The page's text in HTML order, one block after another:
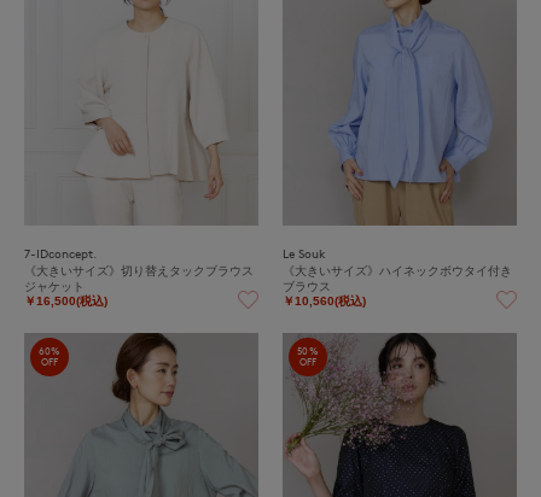
7-IDconcept.
《大きいサイズ》切り替えタックブラウス
ジャケット
￥16,500(税込)
Le Souk
《大きいサイズ》ハイネックボウタイ付き
ブラウス
￥10,560(税込)
60%
OFF
50%
OFF